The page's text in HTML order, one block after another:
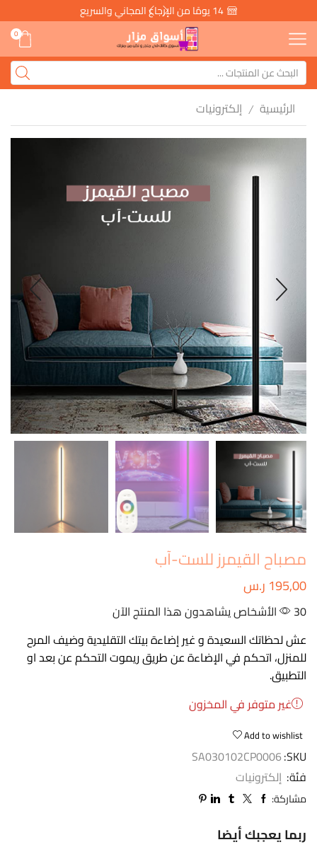
14 يومًا من الإرجاع المجاني والسريع
0
الرئيسية / إلكترونيات
مصباح القيمرز للست-آب
195,00 ر.س
30 الأشخاص يشاهدون هذا المنتج الآن
عش لحظاتك السعيدة و غير إضاءة بيتك التقليدية وضيف المرح
للمنزل، اتحكم في الإضاءة عن طريق ريموت التحكم عن بعد او
التطبيق.
غير متوفر في المخزون
Add to wishlist
SKU:
SA030102CP0006
فئة: إلكترونيات
مشاركة:
ربما يعجبك أيضا